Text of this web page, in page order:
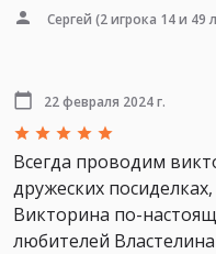
Сергей (2 игрока 14 и 49
22 февраля 2024 г.
Всегда проводим
дружеских
Викторина по-
любителей